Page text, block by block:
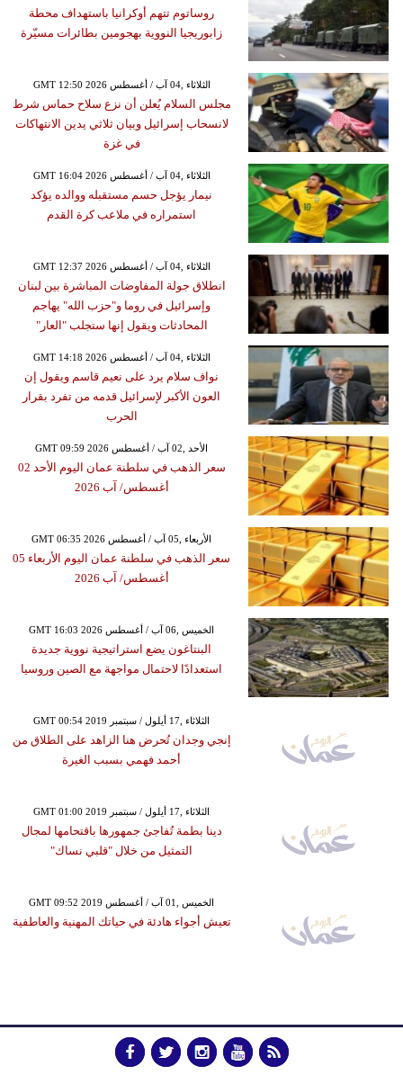
روساتوم تتهم أوكرانيا باستهداف محطة
زابوريجيا النووية بهجومين بطائرات مسيّرة
GMT 12:50 2026 الثلاثاء ,04 آب / أغسطس
مجلس السلام يُعلن أن نزع سلاح حماس شرط
لانسحاب إسرائيل وبيان ثلاثي يدين الانتهاكات
في غزة
GMT 16:04 2026 الثلاثاء ,04 آب / أغسطس
نيمار يؤجل حسم مستقبله ووالده يؤكد
استمراره في ملاعب كرة القدم
GMT 12:37 2026 الثلاثاء ,04 آب / أغسطس
انطلاق جولة المفاوضات المباشرة بين لبنان
وإسرائيل في روما و"حزب الله" يهاجم
المحادثات ويقول إنها ستجلب "العار"
GMT 14:18 2026 الثلاثاء ,04 آب / أغسطس
نواف سلام يرد على نعيم قاسم ويقول إن
العون الأكبر لإسرائيل قدمه من تفرد بقرار
الحرب
GMT 09:59 2026 الأحد ,02 آب / أغسطس
سعر الذهب في سلطنة عمان اليوم الأحد 02
أغسطس/ آب 2026
GMT 06:35 2026 الأربعاء ,05 آب / أغسطس
سعر الذهب في سلطنة عمان اليوم الأربعاء 05
أغسطس/ آب 2026
GMT 16:03 2026 الخميس ,06 آب / أغسطس
البنتاغون يضع استراتيجية نووية جديدة
استعدادًا لاحتمال مواجهة مع الصين وروسيا
GMT 00:54 2019 الثلاثاء ,17 أيلول / سبتمبر
إنجي وجدان تُحرض هنا الزاهد على الطلاق من
أحمد فهمي بسبب الغيرة
GMT 01:00 2019 الثلاثاء ,17 أيلول / سبتمبر
دينا بطمة تُفاجئ جمهورها باقتحامها لمجال
التمثيل من خلال "قلبي نساك"
GMT 09:52 2019 الخميس ,01 آب / أغسطس
تعيش أجواء هادئة في حياتك المهنية والعاطفية